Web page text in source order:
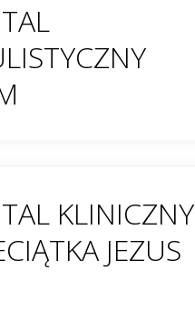
KLINICZNY
JEZUS